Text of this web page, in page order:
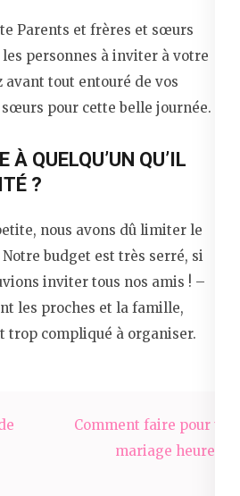
Parents et frères et sœurs
personnes à inviter à votre
avant tout entouré de vos
pour cette belle journée.
À QUELQU’UN QU’IL
?
nous avons dû limiter le
budget est très serré, si
inviter tous nos amis ! –
les proches et la famille,
trop compliqué à organiser.
Comment faire pour un
mariage heureux